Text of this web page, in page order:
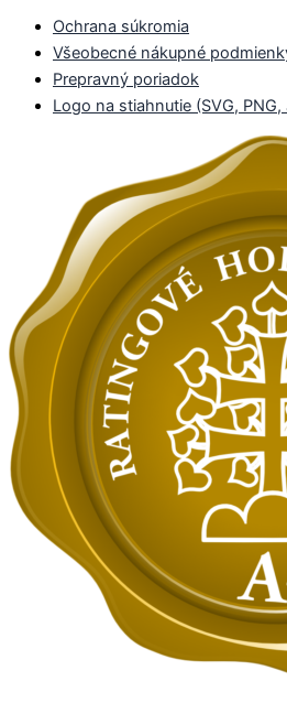
Ochrana súkromia
Všeobecné nákupné
Prepravný poriadok
Logo na stiahnutie (SVG, PNG,